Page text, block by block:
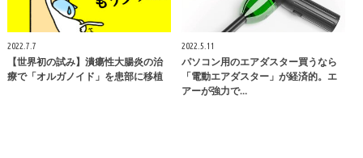
2022.7.7
【世界初の試み】潰瘍性大腸炎の治
療で「オルガノイド」を患部に移植
2022.5.11
パソコン用のエアダスター買うなら
「電動エアダスター」が経済的。エ
アーが強力で…